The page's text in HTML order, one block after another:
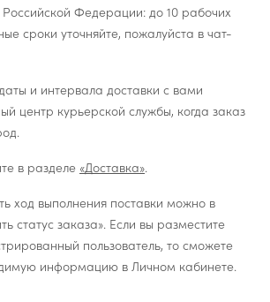
Федерации: до 10 рабочих
сроки уточняйте, пожалуйста в чат-
и интервала доставки с вами
центр курьерской службы, когда заказ
в разделе «Доставка».
ход выполнения поставки можно в
статус заказа». Если вы разместите
пользователь, то сможете
информацию в Личном кабинете.